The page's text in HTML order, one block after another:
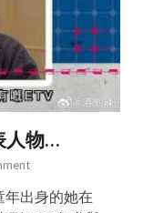
人物…
年出身的她在